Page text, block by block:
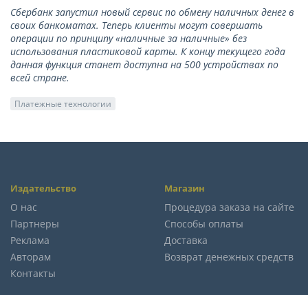
Сбербанк запустил новый сервис по обмену наличных денег в
своих банкоматах. Теперь клиенты могут совершать
операции по принципу «наличные за наличные» без
использования пластиковой карты. К концу текущего года
данная функция станет доступна на 500 устройствах по
всей стране.
Платежные технологии
Издательство
О нас
Партнеры
Реклама
Авторам
Контакты
Магазин
Процедура заказа на сайте
Способы оплаты
Доставка
Возврат денежных средств